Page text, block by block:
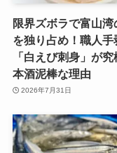
限界ズボラで富山湾
を独り占め！職人手
「白えび刺身」が究
本酒泥棒な理由
2026年7月31日